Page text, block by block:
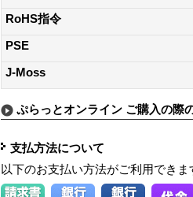
RoHS指令
PSE
J-Moss
ぷらっとオンライン ご購入の際
支払方法について
以下のお支払い方法がご利用できま